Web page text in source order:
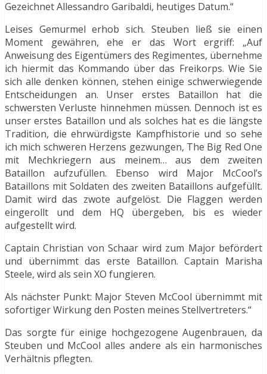
Gezeichnet Allessandro Garibaldi, heutiges Datum.“
Leises Gemurmel erhob sich. Steuben ließ sie einen
Moment gewähren, ehe er das Wort ergriff: „Auf
Anweisung des Eigentümers des Regimentes, übernehme
ich hiermit das Kommando über das Freikorps. Wie Sie
sich alle denken können, stehen einige schwerwiegende
Entscheidungen an. Unser erstes Bataillon hat die
schwersten Verluste hinnehmen müssen. Dennoch ist es
unser erstes Bataillon und als solches hat es die längste
Tradition, die ehrwürdigste Kampfhistorie und so sehe
ich mich schweren Herzens gezwungen, The Big Red One
mit Mechkriegern aus meinem… aus dem zweiten
Bataillon aufzufüllen. Ebenso wird Major McCool’s
Bataillons mit Soldaten des zweiten Bataillons aufgefüllt.
Damit wird das zwote aufgelöst. Die Flaggen werden
eingerollt und dem HQ übergeben, bis es wieder
aufgestellt wird.
Captain Christian von Schaar wird zum Major befördert
und übernimmt das erste Bataillon. Captain Marisha
Steele, wird als sein XO fungieren.
Als nächster Punkt: Major Steven McCool übernimmt mit
sofortiger Wirkung den Posten meines Stellvertreters.“
Das sorgte für einige hochgezogene Augenbrauen, da
Steuben und McCool alles andere als ein harmonisches
Verhältnis pflegten.